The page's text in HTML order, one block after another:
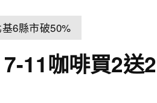
6縣市破50%
11咖啡買2